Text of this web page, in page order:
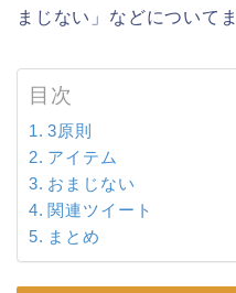
まじない」などについて
目次
3原則
アイテム
おまじない
関連ツイート
まとめ